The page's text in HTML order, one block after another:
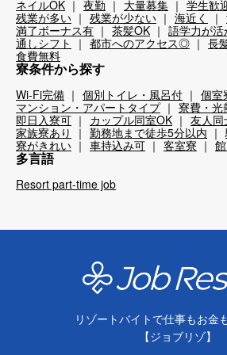
ネイルOK
夜勤 大量募集 学生歓
残業が多い
残業が少ない 海近く
満了ボーナス有
茶髪OK
語学力が活
通しシフト
都市へのアクセス◎ 長
食費無料
寮条件から探す
Wi-Fi完備 個別トイレ・風呂付
個室
マンション・アパートタイプ
寮費・光
即日入寮可
カップル同室OK
友人
家族寮あり
勤務地まで徒歩5分以内
寮がきれい
車持込み可 客室寮
多言語
Resort part-time job
リゾートバイトで仕事もお金
【ジョブリゾ】